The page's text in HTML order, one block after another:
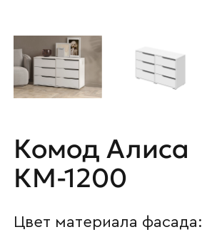
Комод Алиса
КМ-1200
Цвет материала фасада: